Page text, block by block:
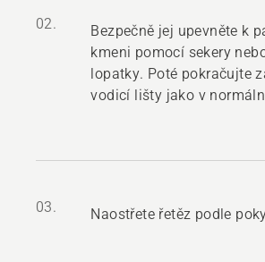
02.
Bezpečně jej upevněte k
kmeni pomocí sekery
lopatky. Poté pokračujte
vodicí lišty jako v
03. Naostřete řetěz podle